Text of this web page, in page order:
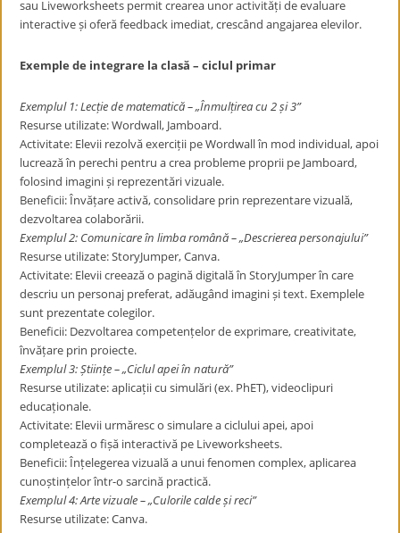
sau Liveworksheets permit crearea unor activități de evaluare
interactive și oferă feedback imediat, crescând angajarea elevilor.
Exemple de integrare la clasă – ciclul primar
Exemplul 1: Lecție de matematică – „Înmulțirea cu 2 și 3”
Resurse utilizate: Wordwall, Jamboard.
Activitate: Elevii rezolvă exerciții pe Wordwall în mod individual, apoi
lucrează în perechi pentru a crea probleme proprii pe Jamboard,
folosind imagini și reprezentări vizuale.
Beneficii: Învățare activă, consolidare prin reprezentare vizuală,
dezvoltarea colaborării.
Exemplul 2: Comunicare în limba română – „Descrierea personajului”
Resurse utilizate: StoryJumper, Canva.
Activitate: Elevii creează o pagină digitală în StoryJumper în care
descriu un personaj preferat, adăugând imagini și text. Exemplele
sunt prezentate colegilor.
Beneficii: Dezvoltarea competențelor de exprimare, creativitate,
învățare prin proiecte.
Exemplul 3: Științe – „Ciclul apei în natură”
Resurse utilizate: aplicații cu simulări (ex. PhET), videoclipuri
educaționale.
Activitate: Elevii urmăresc o simulare a ciclului apei, apoi
completează o fișă interactivă pe Liveworksheets.
Beneficii: Înțelegerea vizuală a unui fenomen complex, aplicarea
cunoștințelor într-o sarcină practică.
Exemplul 4: Arte vizuale – „Culorile calde și reci”
Resurse utilizate: Canva.